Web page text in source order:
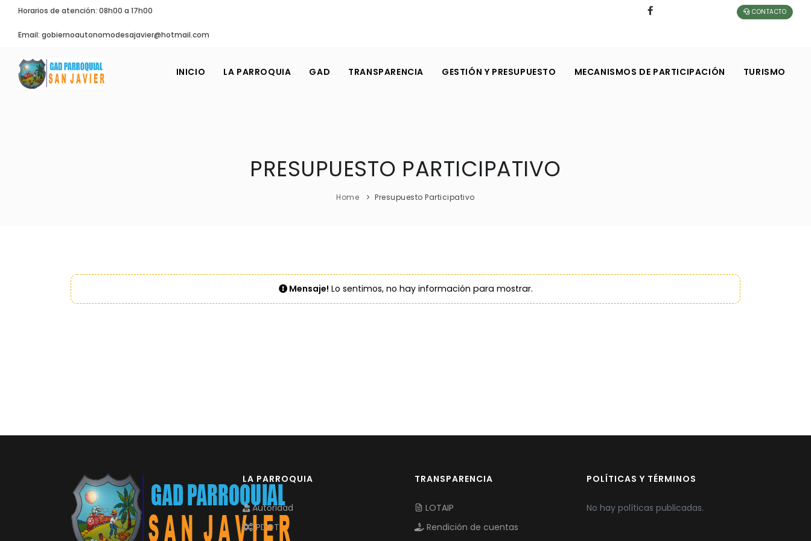
Horarios de atención: 08h00 a 17h00
Email: gobiernoautonomodesajavier@hotmail.com
CONTACTO
INICIO LA PARROQUIA GAD TRANSPARENCIA GESTIÓN Y PRESUPUESTO MECANISMOS DE PARTICIPACIÓN TURISMO
PRESUPUESTO PARTICIPATIVO
Home Presupuesto Participativo
Mensaje! Lo sentimos, no hay información para mostrar.
LA PARROQUIA
Autoridad
PDOT
TRANSPARENCIA
LOTAIP
Rendición de cuentas
POLÍTICAS Y TÉRMINOS
No hay políticas publicadas.